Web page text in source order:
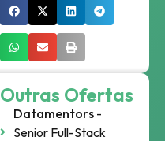
Outras Ofertas
Datamentors -
Senior Full-Stack